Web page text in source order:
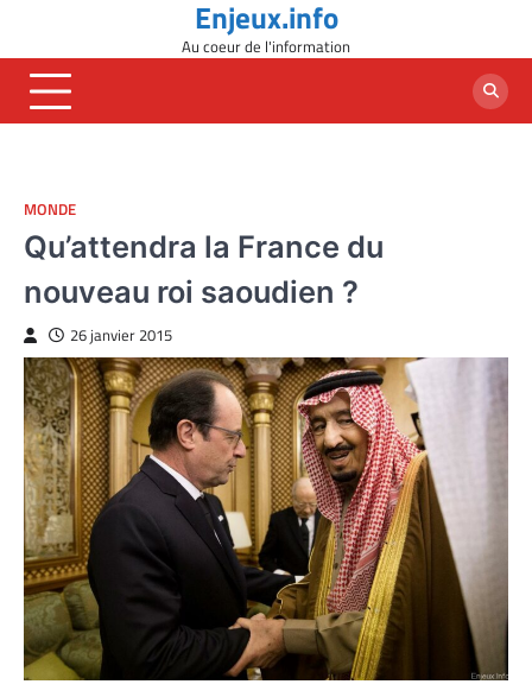
content
Enjeux.info
Au coeur de l'information
MONDE
Qu’attendra la France du
nouveau roi saoudien ?
26 janvier 2015